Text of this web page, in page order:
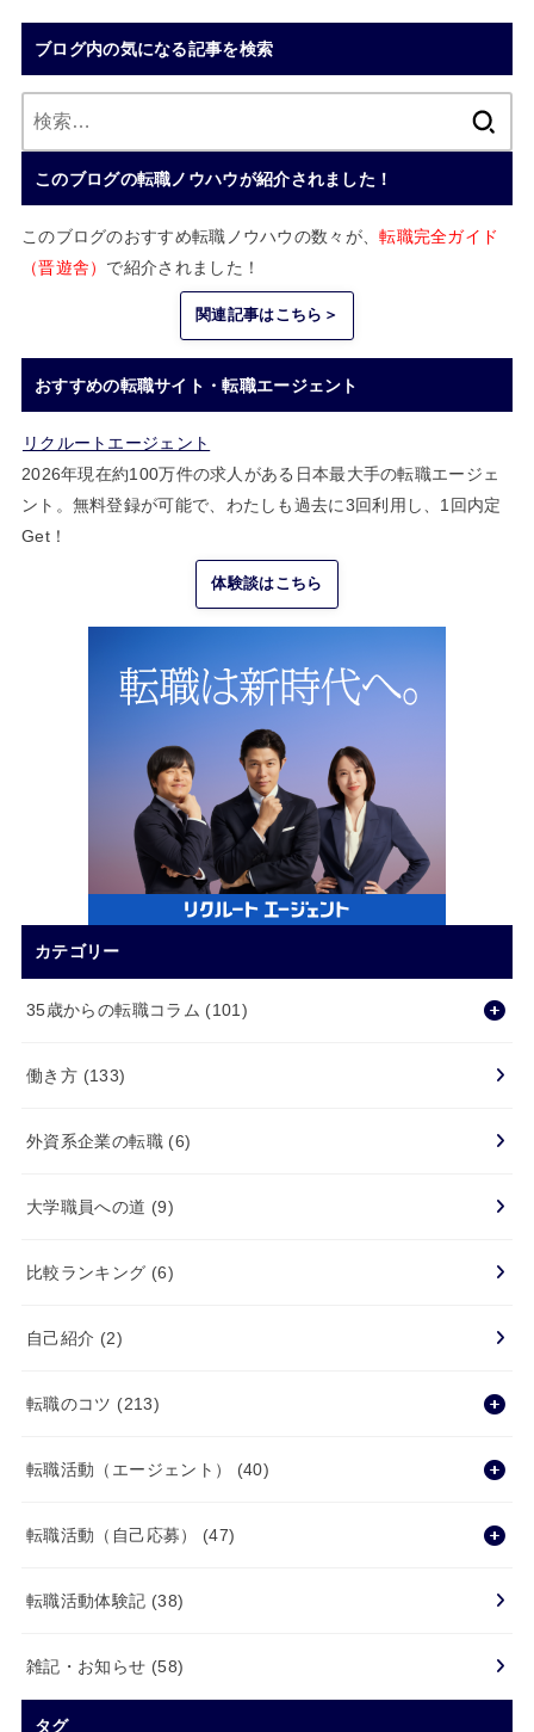
ブログ内の気になる記事を検索
このブログの転職ノウハウが紹介されました！
このブログのおすすめ転職ノウハウの数々が、転職完全ガイド
（晋遊舎） で紹介されました！
関連記事はこちら＞
おすすめの転職サイト・転職エージェント
リクルートエージェント
2026年現在約100万件の求人がある日本最大手の転職エージェ
ント。無料登録が可能で、わたしも過去に3回利用し、1回内定
Get！
体験談はこちら
カテゴリー
35歳からの転職コラム (101)
働き方 (133)
外資系企業の転職 (6)
大学職員への道 (9)
比較ランキング (6)
自己紹介 (2)
転職のコツ (213)
転職活動（エージェント） (40)
転職活動（自己応募） (47)
転職活動体験記 (38)
雑記・お知らせ (58)
タグ